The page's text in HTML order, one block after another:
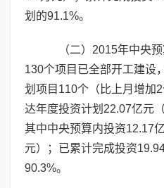
划的91.1%。
（二）2015年中央预
130个项目已全部开工建设
划项目110个（比上月增加
达年度投资计划22.07亿元
其中中央预算内投资12.17
元）；已累计完成投资
90.3%。